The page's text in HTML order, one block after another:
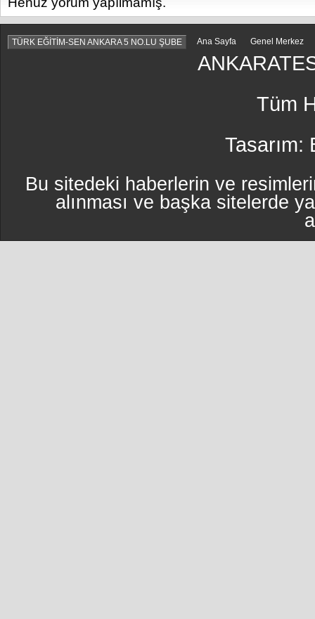
TÜRK EĞİTİM-SEN ANKARA 5 NO.LU ŞUBE Ana Sayfa Genel Merkez
Tüm
Tasarım:
Bu sitedeki haberlerin ve
alınması ve başka sitelerde